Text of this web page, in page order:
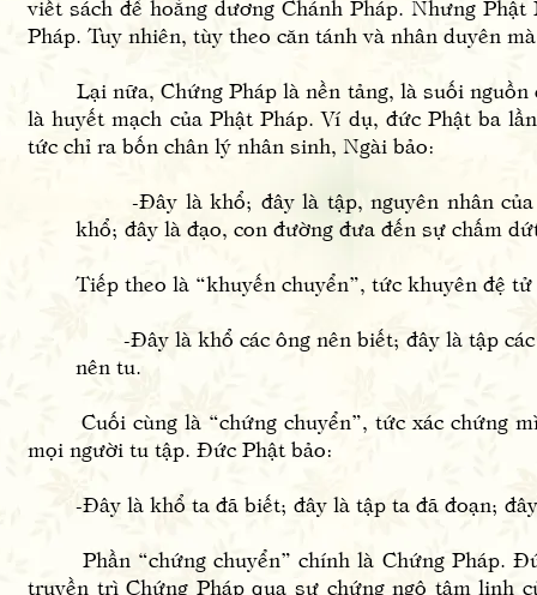
viết sách để hoằng dương Chánh Pháp. Nhưng
Pháp. Tuy nhiên, tùy theo căn tánh và nhân duyên
Lại nữa, Chứng Pháp là nền tảng, là suối nguồn
là huyết mạch của Phật Pháp. Ví dụ, đức Phật ba
tức chỉ ra bốn chân lý nhân sinh, Ngài bảo:
-Đây là khổ; đây là tập, nguyên nhân của
khổ; đây là đạo, con đường đưa đến sự chấm
Tiếp theo là “khuyến chuyển”, tức khuyên đệ tử
-Đây là khổ các ông nên biết; đây là tập các
nên tu.
Cuối cùng là “chứng chuyển”, tức xác chứng
mọi người tu tập. Đức Phật bảo:
-Đây là khổ ta đã biết; đây là tập ta đã đoạn; đây
Phần “chứng chuyển” chính là Chứng Pháp.
truyền trì Chứng Pháp qua sự chứng ngộ tâm linh